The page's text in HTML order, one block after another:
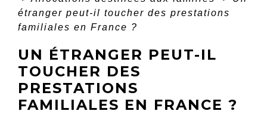
étranger peut-il toucher des prestations
familiales en France ?
UN ÉTRANGER PEUT-IL
TOUCHER DES
PRESTATIONS
FAMILIALES EN FRANCE ?